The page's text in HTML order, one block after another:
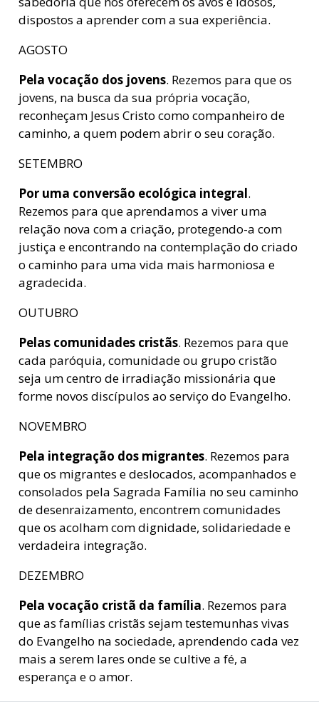
dispostos a aprender com a sua experiência.
AGOSTO
Pela vocação dos jovens. Rezemos para que os
jovens, na busca da sua própria vocação,
reconheçam Jesus Cristo como companheiro de
caminho, a quem podem abrir o seu coração.
SETEMBRO
Por uma conversão ecológica integral.
Rezemos para que aprendamos a viver uma
relação nova com a criação, protegendo-a com
justiça e encontrando na contemplação do criado
o caminho para uma vida mais harmoniosa e
agradecida.
OUTUBRO
Pelas comunidades cristãs. Rezemos para que
cada paróquia, comunidade ou grupo cristão
seja um centro de irradiação missionária que
forme novos discípulos ao serviço do Evangelho.
NOVEMBRO
Pela integração dos migrantes. Rezemos para
que os migrantes e deslocados, acompanhados e
consolados pela Sagrada Família no seu caminho
de desenraizamento, encontrem comunidades
que os acolham com dignidade, solidariedade e
verdadeira integração.
DEZEMBRO
Pela vocação cristã da família. Rezemos para
que as famílias cristãs sejam testemunhas vivas
do Evangelho na sociedade, aprendendo cada vez
mais a serem lares onde se cultive a fé, a
esperança e o amor.